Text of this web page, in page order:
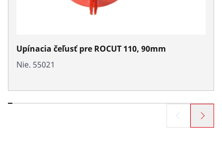
Upínacia čeľusť pre ROCUT 110, 90mm
Nie. 55021